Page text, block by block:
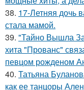
38. 17-Летняя дочь
стала мамой.
39. "Тайно Вышла
хита "Прованс"
певцом рожденом
40. Татьяна
как ее танцоры